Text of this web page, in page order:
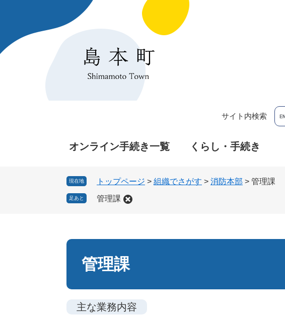
先
を
サイト内検索
オンライン手続き一覧 くらし・手続き
現在地 トップページ > 組織でさがす > 消防本部 > 管理課
足あと 管理課
管理課
主な業務内容